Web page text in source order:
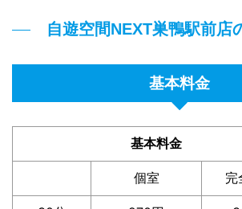
自遊空間NEXT巣鴨駅前店
基本料金
基本料金
個室 完